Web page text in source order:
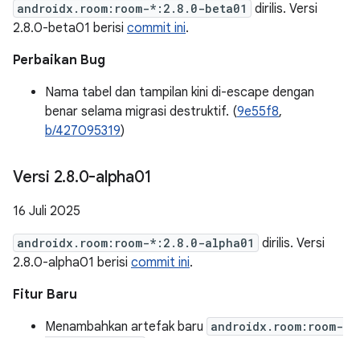
androidx.room:room-*:2.8.0-beta01
dirilis. Versi
2.8.0-beta01 berisi commit ini.
Perbaikan Bug
Nama tabel dan tampilan kini di-escape dengan
benar selama migrasi destruktif. (9e55f8,
b/427095319)
Versi 2.8.0-alpha01
16 Juli 2025
androidx.room:room-*:2.8.0-alpha01
dirilis. Versi
2.8.0-alpha01 berisi commit ini.
Fitur Baru
Menambahkan artefak baru androidx.room:room-